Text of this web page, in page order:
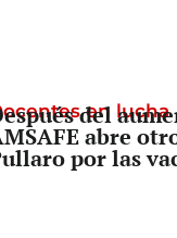
en lucha
del
abre
por las